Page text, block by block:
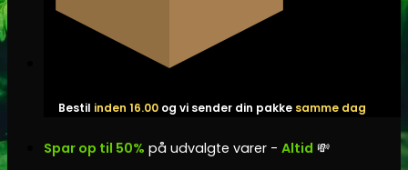
Bestil inden 16.00 og vi sender din pakke samme dag
Spar op til 50% på udvalgte varer - Altid 💸